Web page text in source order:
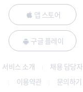
앱 스토어
구글 플레이
서비스 소개
채용 담당자
이용약관
문의하기